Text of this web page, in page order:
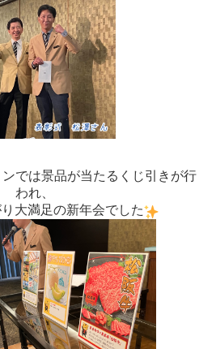
では景品が当たるくじ引きが行
われ、
大満足の新年会でした